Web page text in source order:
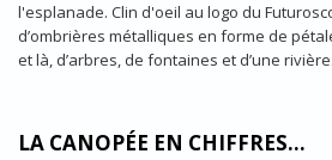
l'esplanade. Clin d'oeil au logo du
d’ombrières métalliques en forme de
et là, d’arbres, de fontaines et d’une rivière.
LA CANOPÉE EN CHIFFRES...